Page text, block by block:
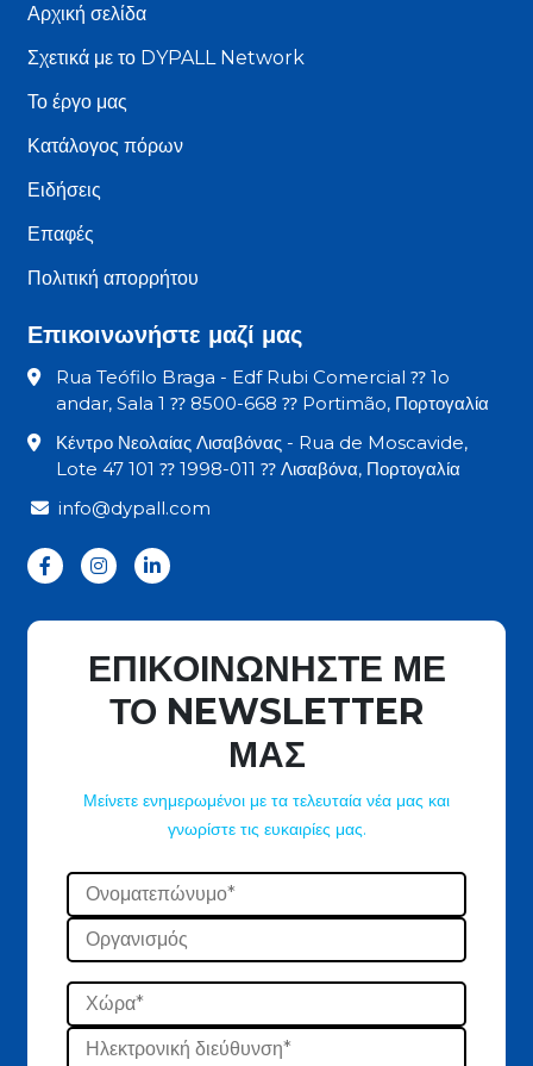
Αρχική σελίδα
Σχετικά με το DYPALL Network
Το έργο μας
Κατάλογος πόρων
Ειδήσεις
Επαφές
Πολιτική απορρήτου
Επικοινωνήστε μαζί μας
Rua Teófilo Braga - Edf Rubi Comercial ⁇ 1o
andar, Sala 1 ⁇ 8500-668 ⁇ Portimão, Πορτογαλία
Κέντρο Νεολαίας Λισαβόνας - Rua de Moscavide,
Lote 47 101 ⁇ 1998-011 ⁇ Λισαβόνα, Πορτογαλία
info@dypall.com
ΕΠΙΚΟΙΝΩΝΗΣΤΕ ΜΕ
ΤΟ NEWSLETTER
ΜΑΣ
Μείνετε ενημερωμένοι με τα τελευταία νέα μας και
γνωρίστε τις ευκαιρίες μας.